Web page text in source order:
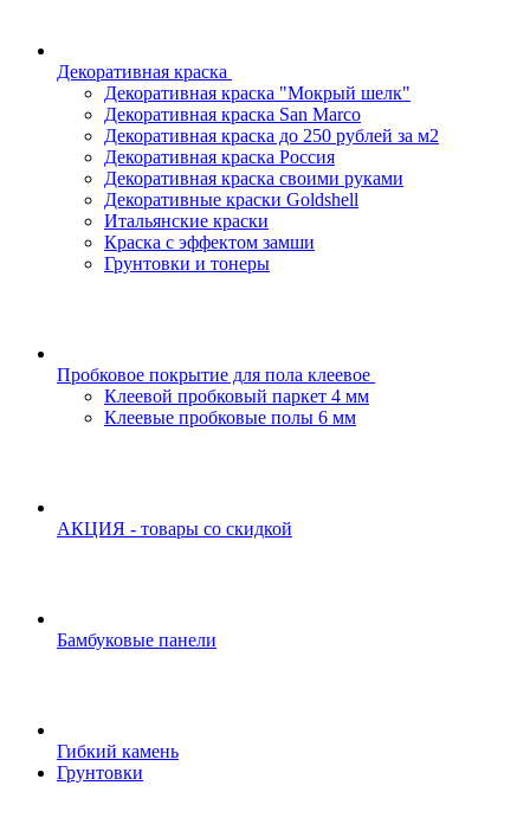
Декоративная краска
Декоративная краска "Мокрый шелк"
Декоративная краска San Marco
Декоративная краска до 250 рублей за м2
Декоративная краска Россия
Декоративная краска своими руками
Декоративные краски Goldshell
Итальянские краски
Краска с эффектом замши
Грунтовки и тонеры
Пробковое покрытие для пола клеевое
Клеевой пробковый паркет 4 мм
Клеевые пробковые полы 6 мм
АКЦИЯ - товары со скидкой
Бамбуковые панели
Гибкий камень
Грунтовки